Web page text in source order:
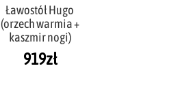
Ławostół Hugo
(orzech warmia +
kaszmir nogi)
919zł